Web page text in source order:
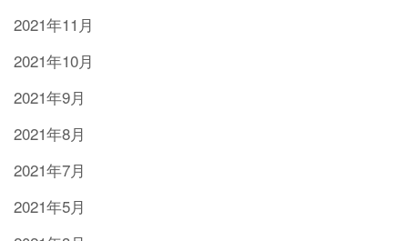
2021年11月
2021年10月
2021年9月
2021年8月
2021年7月
2021年5月